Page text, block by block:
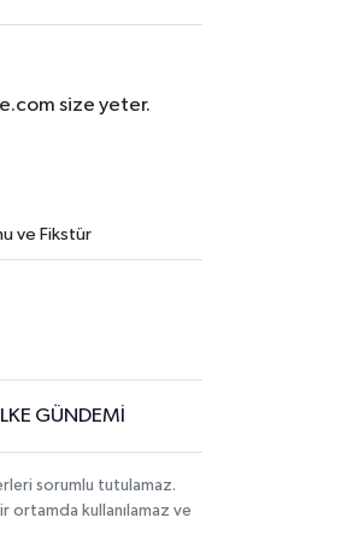
size yeter.
ve Fikstür
GÜNDEMİ
sorumlu tutulamaz.
ortamda kullanılamaz ve